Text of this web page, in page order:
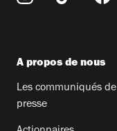
A propos de nous
Les communiqués de
presse